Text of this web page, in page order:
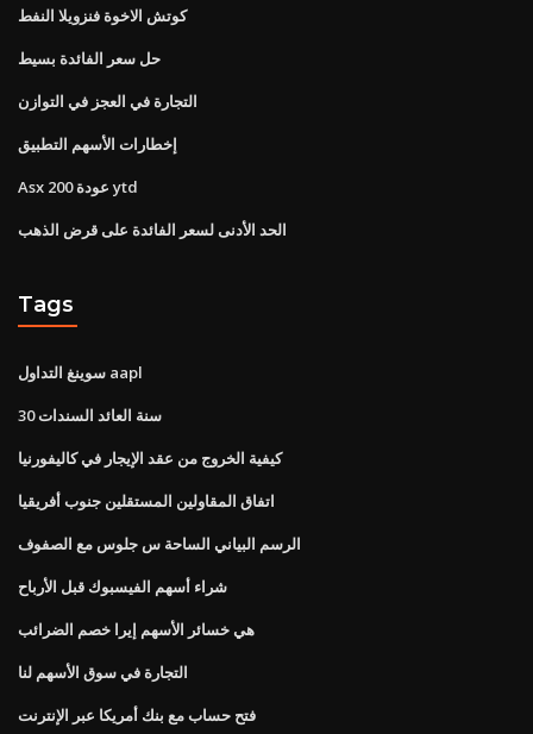
كوتش الاخوة فنزويلا النفط
حل سعر الفائدة بسيط
التجارة في العجز في التوازن
إخطارات الأسهم التطبيق
Asx 200 عودة ytd
الحد الأدنى لسعر الفائدة على قرض الذهب
Tags
سوينغ التداول aapl
30 سنة العائد السندات
كيفية الخروج من عقد الإيجار في كاليفورنيا
اتفاق المقاولين المستقلين جنوب أفريقيا
الرسم البياني الساحة س جلوس مع الصفوف
شراء أسهم الفيسبوك قبل الأرباح
هي خسائر الأسهم إيرا خصم الضرائب
التجارة في سوق الأسهم لنا
فتح حساب مع بنك أمريكا عبر الإنترنت